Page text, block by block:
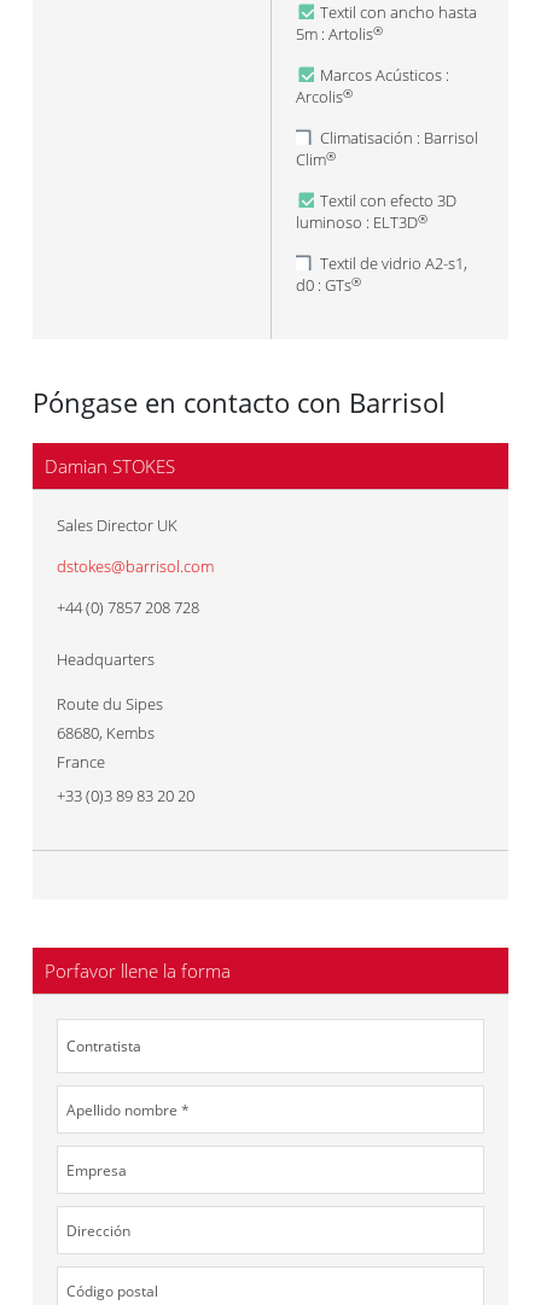
Textil con ancho hasta
5m : Artolis®
Marcos Acústicos :
Arcolis®
Climatisación : Barrisol
Clim®
Textil con efecto 3D
luminoso : ELT3D®
Textil de vidrio A2-s1,
d0 : GTs®
Póngase en contacto con Barrisol
Damian STOKES
Sales Director UK
dstokes@barrisol.com
+44 (0) 7857 208 728
Headquarters
Route du Sipes
68680, Kembs
France
+33 (0)3 89 83 20 20
Porfavor llene la forma